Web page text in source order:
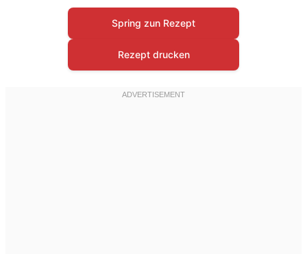
Spring zun Rezept
Rezept drucken